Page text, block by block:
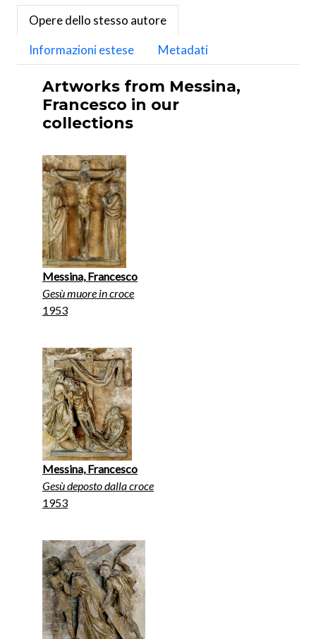
Opere dello stesso autore
Informazioni estese
Metadati
Artworks from Messina,
Francesco in our
collections
Messina, Francesco
Gesù muore in croce
1953
Messina, Francesco
Gesù deposto dalla croce
1953